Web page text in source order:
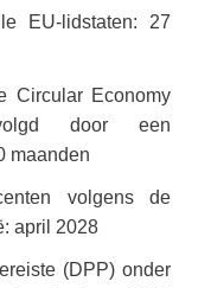
EU-lidstaten: 27
Circular Economy
door een
maanden
volgens de
april 2028
(DPP) onder